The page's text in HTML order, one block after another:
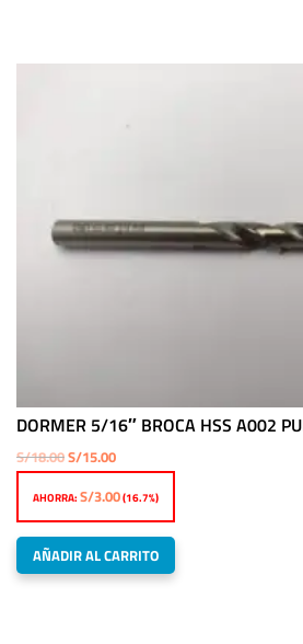
DORMER 5/16″ BROCA HSS A002
S/18.00El
era:
S/18.00.
S/15.00El
es:
S/15.00.
AHORRA:S/3.00(16.7%)
AÑADIR AL CARRITO